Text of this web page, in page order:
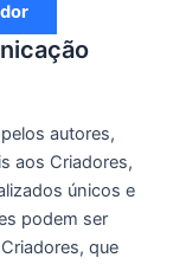
autores,
aos Criadores,
únicos e
podem ser
que